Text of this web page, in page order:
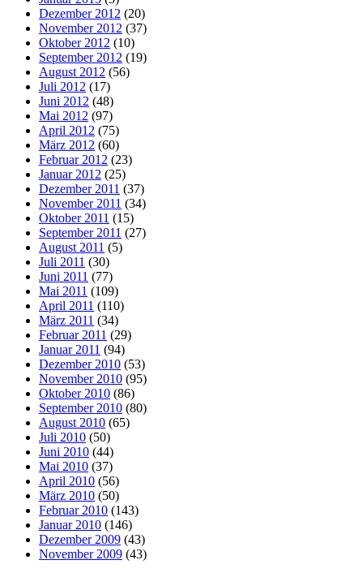
Dezember 2012 (20)
November 2012 (37)
Oktober 2012 (10)
September 2012 (19)
August 2012 (56)
Juli 2012 (17)
Juni 2012 (48)
Mai 2012 (97)
April 2012 (75)
März 2012 (60)
Februar 2012 (23)
Januar 2012 (25)
Dezember 2011 (37)
November 2011 (34)
Oktober 2011 (15)
September 2011 (27)
August 2011 (5)
Juli 2011 (30)
Juni 2011 (77)
Mai 2011 (109)
April 2011 (110)
März 2011 (34)
Februar 2011 (29)
Januar 2011 (94)
Dezember 2010 (53)
November 2010 (95)
Oktober 2010 (86)
September 2010 (80)
August 2010 (65)
Juli 2010 (50)
Juni 2010 (44)
Mai 2010 (37)
April 2010 (56)
März 2010 (50)
Februar 2010 (143)
Januar 2010 (146)
Dezember 2009 (43)
November 2009 (43)